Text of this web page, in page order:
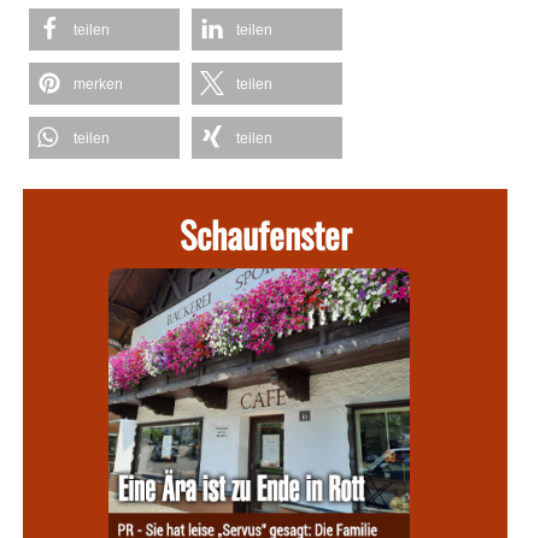
teilen teilen
merken teilen
teilen teilen
Schaufenster